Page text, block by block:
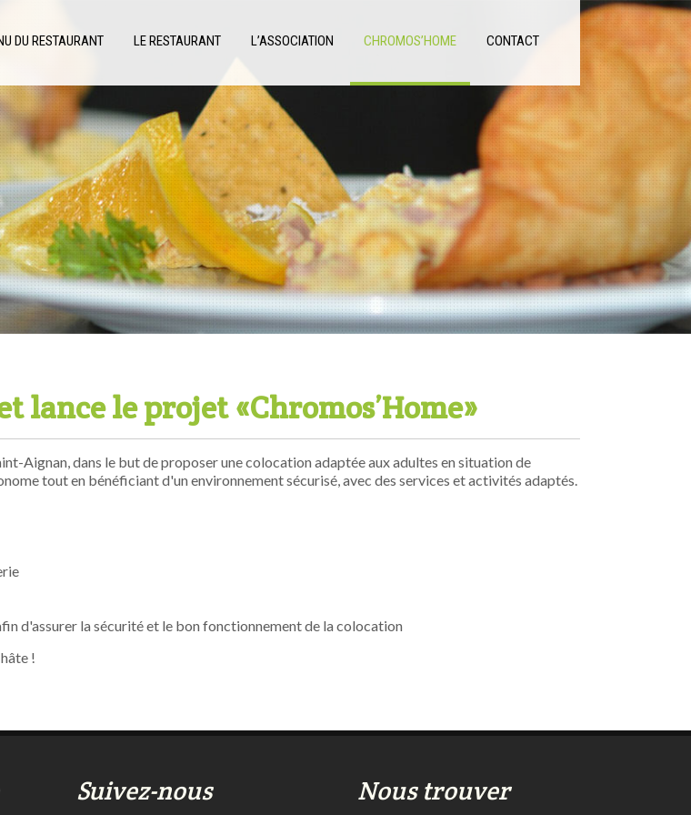
DU RESTAURANT LE RESTAURANT L’ASSOCIATION CHROMOS’HOME CONTACT
lance le projet «Chromos’Home»
Aignan, dans le but de proposer une colocation adaptée aux adultes en situation de
tout en bénéficiant d'un environnement sécurisé, avec des services et activités adaptés.
d'assurer la sécurité et le bon fonctionnement de la colocation
!
Suivez-nous Nous trouver